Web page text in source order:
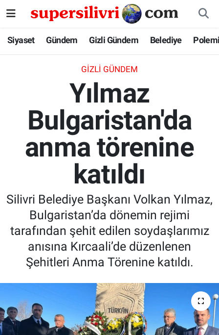
Siyaset Gündem Gizli Gündem Belediye
GIZLI GÜNDEM
Yılmaz
Bulgaristan'da
anma törenine
katıldı
Silivri Belediye Başkanı Volkan Yılmaz,
Bulgaristan’da dönemin rejimi
tarafından şehit edilen soydaşlarımız
anısına Kırcaali’de düzenlenen
Şehitleri Anma Törenine katıldı.
Siyaset
Gizli Gündem
Belediye
İstanbul Nöbetçi Eczaneler
İstanbul Hava Durumu
İstanbul Namaz Vakitleri
İstanbul Trafik Yoğunluk Haritası
Süper Lig Puan Durumu ve Fikstür
Tüm Manşetler
Haber Arşivi